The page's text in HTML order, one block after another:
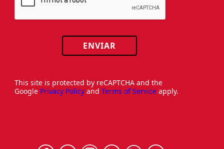
ENVIAR
This site is protected by reCAPTCHA and the
Google Privacy Policy and Terms of Service apply.